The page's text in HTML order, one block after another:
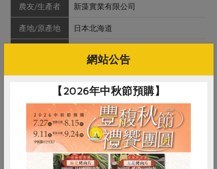
農友/生產者 新藻實業有限公司
產地/原產地 日本北海道
陰涼乾燥處
產品說明
指定日本北海道天然生長的一等元昆
布，人工採集、乾燥而成，經輻射檢
驗後供應；保留原始風味及營養，適
合煮湯、滷製或涼拌
網站公告
【2026年中秋節預購】